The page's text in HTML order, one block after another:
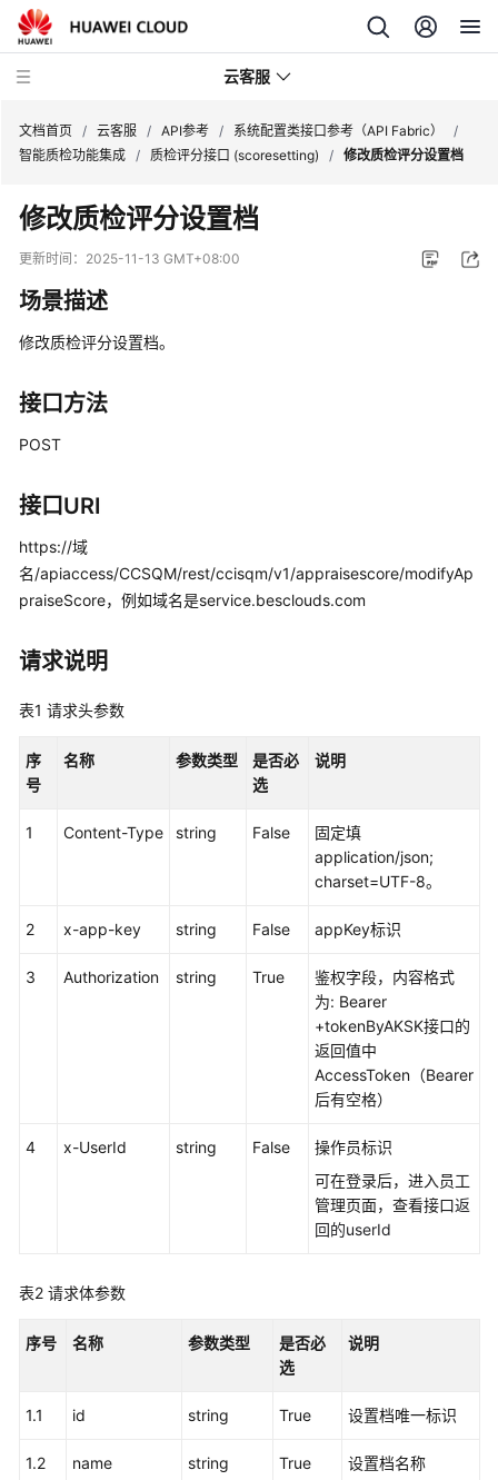
云客服
品
介
速
门
用
指
价
格
明
开
发
接
鉴
配
考
Fabric）
呼
文档首页 / 云客服 / API参考 / 系统配置类接口参考（API Fabric）
/
智能质检功能集成 / 质检评分接口 (scoresetting) / 修改质检评分设置档
修改质检评分设置档
更新时间： 2025-11-13 GMT+08:00
场景描述
修改质检评分设置档。
接口方法
POST
接口URI
https://域
名/apiaccess/CCSQM/rest/ccisqm/v1/appraisescore/modifyAp
praiseScore，例如域名是service.besclouds.com
请求说明
表1 请求头参数
序
号
名称 参数类型
是否必
选
说明
1 Content-Type string False
固定填
application/json;
charset=UTF-8。
2 x-app-key string False appKey标识
3 Authorization string True
鉴权字段，内容格式
为: Bearer
+tokenByAKSK接口的
返回值中
AccessToken（Bearer
后有空格）
4 x-UserId string False
操作员标识
可在登录后，进入员工
管理页面，查看接口返
回的userId
表2 请求体参数
序号 名称 参数类型
是否必
选
说明
1.1 id string True 设置档唯一标识
1.2 name string True 设置档名称